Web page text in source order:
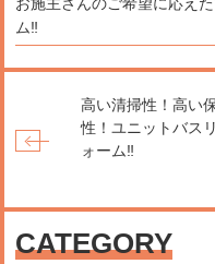
ム‼
高い清掃性！高い
性！ユニットバス
ォーム‼
CATEGORY